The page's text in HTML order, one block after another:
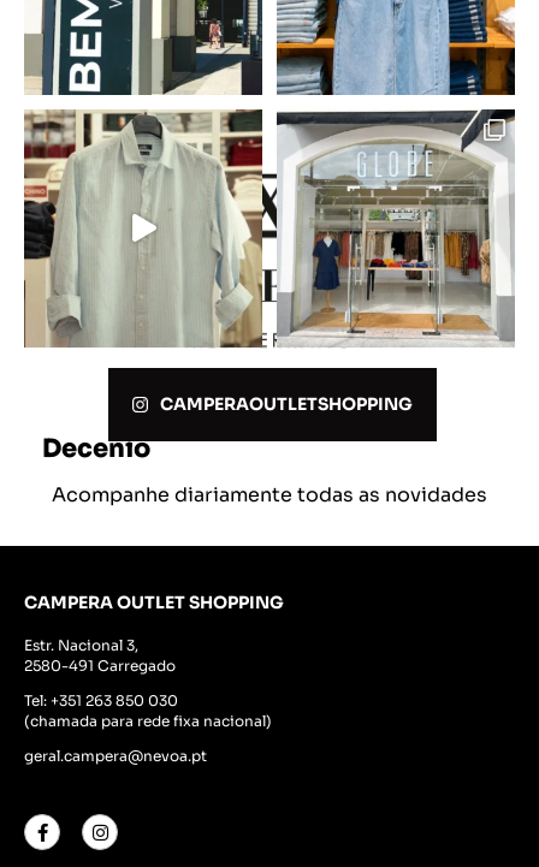
CODE
Decenio
Desejo Pronto
CAMPERAOUTLETSHOPPING
Acompanhe diariamente todas as novidades
CAMPERA OUTLET SHOPPING
Estr. Nacional 3,
2580-491 Carregado
Tel: +351 263 850 030
(chamada para rede fixa nacional)
geral.campera@nevoa.pt